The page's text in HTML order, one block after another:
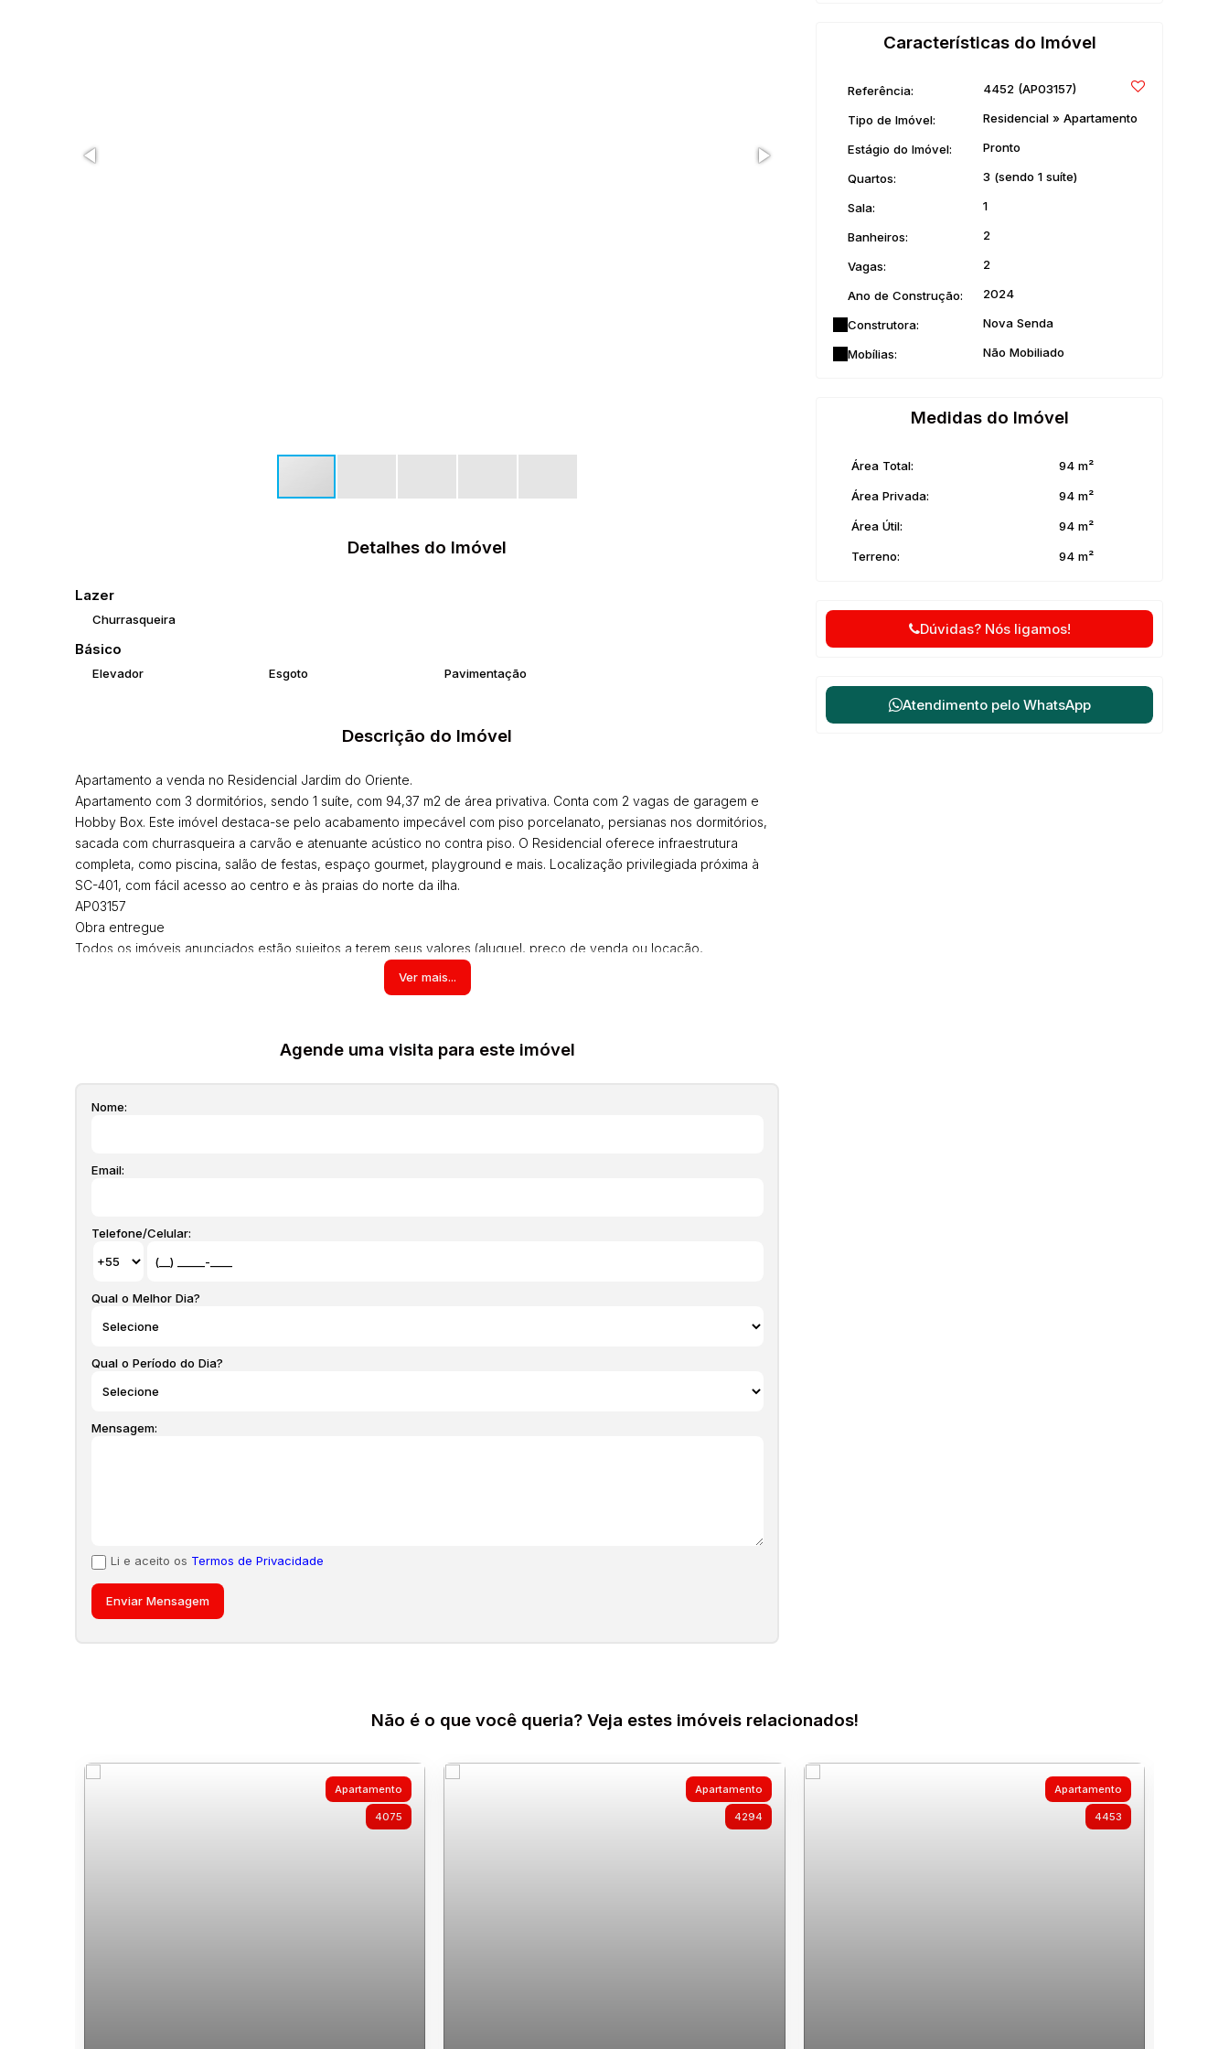
Detalhes do Imóvel
Lazer
Churrasqueira
Básico
Elevador Esgoto Pavimentação
Descrição do Imóvel
Apartamento a venda no Residencial Jardim do Oriente.
Apartamento com 3 dormitórios, sendo 1 suíte, com 94,37 m2 de área privativa. Conta com 2 vagas de garagem e
Hobby Box. Este imóvel destaca-se pelo acabamento impecável com piso porcelanato, persianas nos dormitórios,
sacada com churrasqueira a carvão e atenuante acústico no contra piso. O Residencial oferece infraestrutura
completa, como piscina, salão de festas, espaço gourmet, playground e mais. Localização privilegiada próxima à
SC-401, com fácil acesso ao centro e às praias do norte da ilha.
AP03157
Obra entregue
Todos os imóveis anunciados estão sujeitos a terem seus valores (aluguel, preço de venda ou locação,
condomínio, iptu, tcrs, seguro incêndio, laudêmio entre outros que possam vir a incidir sobre o imóvel) atualizados
em qualquer momento sem prévio aviso pois são aproximados, inclusive os itens no interior dos imóveis podem não
Ver mais...
Agende uma visita para este imóvel
Nome:
Email:
Telefone/Celular:
Qual o Melhor Dia?
Qual o Período do Dia?
Mensagem:
Li e aceito os Termos de Privacidade
Características do Imóvel
Referência: 4452 (AP03157)
Tipo de Imóvel: Residencial » Apartamento
Estágio do Imóvel: Pronto
Quartos: 3 (sendo 1 suíte)
Sala: 1
Banheiros: 2
Vagas: 2
Ano de Construção: 2024
Construtora: Nova Senda
Mobílias: Não Mobiliado
Medidas do Imóvel
Área Total: 94 m²
Área Privada: 94 m²
Área Útil: 94 m²
Terreno: 94 m²
Dúvidas? Nós ligamos!
Atendimento pelo WhatsApp
Não é o que você queria? Veja estes imóveis relacionados!
Apartamento
4075
Apartamento
4294
Apartamento
4453